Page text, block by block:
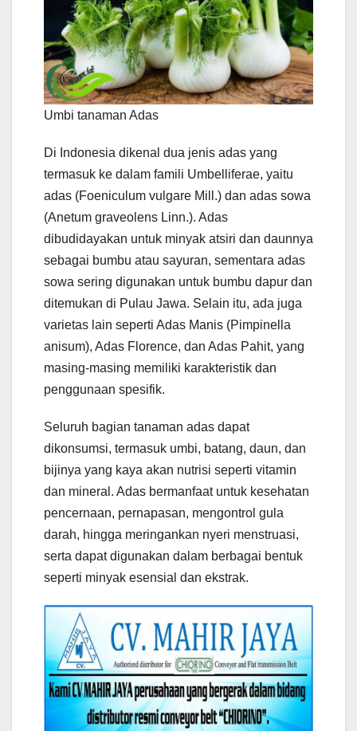
Umbi tanaman Adas
Di Indonesia dikenal dua jenis adas yang
termasuk ke dalam famili Umbelliferae, yaitu
adas (Foeniculum vulgare Mill.) dan adas sowa
(Anetum graveolens Linn.). Adas
dibudidayakan untuk minyak atsiri dan daunnya
sebagai bumbu atau sayuran, sementara adas
sowa sering digunakan untuk bumbu dapur dan
ditemukan di Pulau Jawa. Selain itu, ada juga
varietas lain seperti Adas Manis (Pimpinella
anisum), Adas Florence, dan Adas Pahit, yang
masing-masing memiliki karakteristik dan
penggunaan spesifik.
Seluruh bagian tanaman adas dapat
dikonsumsi, termasuk umbi, batang, daun, dan
bijinya yang kaya akan nutrisi seperti vitamin
dan mineral. Adas bermanfaat untuk kesehatan
pencernaan, pernapasan, mengontrol gula
darah, hingga meringankan nyeri menstruasi,
serta dapat digunakan dalam berbagai bentuk
seperti minyak esensial dan ekstrak.